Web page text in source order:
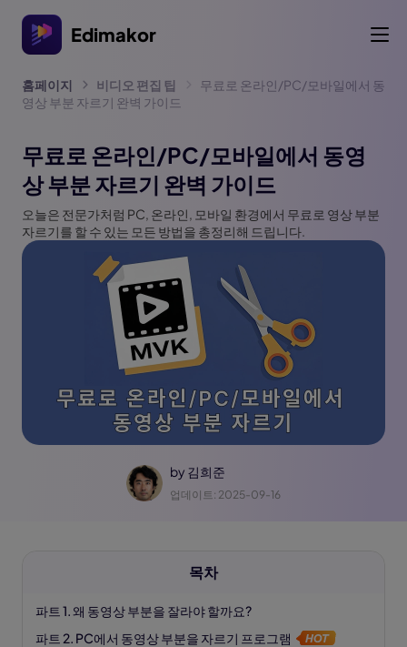
Edimakor
홈페이지 비디오 편집 팁
무료로 온라인/PC/모바일에서 동
영상 부분 자르기 완벽 가이드
무료로 온라인/PC/모바일에서 동영
상 부분 자르기 완벽 가이드
오늘은 전문가처럼 PC, 온라인, 모바일 환경에서 무료로 영상 부분
자르기를 할 수 있는 모든 방법을 총정리해 드립니다.
by 김희준
업데이트: 2025-09-16
목차
파트 1. 왜 동영상 부분을 잘라야 할까요?
파트 2. PC에서 동영상 부분을 자르기 프로그램